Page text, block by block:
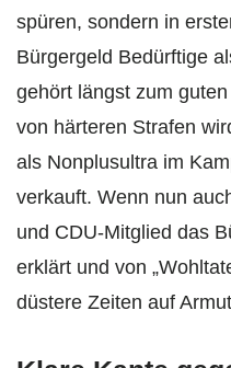
spüren, sondern in
Bürgergeld Bedürftige
gehört längst zum
von härteren Strafen
als Nonplusultra im
verkauft. Wenn nun
und CDU-Mitglied das
erklärt und von
düstere Zeiten auf